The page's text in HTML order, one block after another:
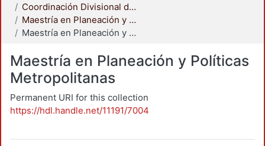
Coordinación Divisional de Posgrado
Maestría en Planeación y Políticas Metropolitanas
Maestría en Planeación y Políticas Metropolitanas
Maestría en Planeación y Políticas
Metropolitanas
Permanent URI for this collection
https://hdl.handle.net/11191/7004